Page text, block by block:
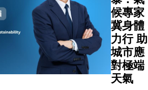
年如一日
地迎接客
人、沖茶
備餐，這
些看似平
凡的日
常，早已
候專家
冀身體
力行 助
城市應
對極端
天氣